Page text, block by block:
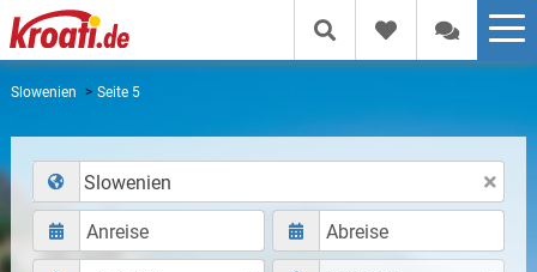
Slowenien Seite 5
Slowenien